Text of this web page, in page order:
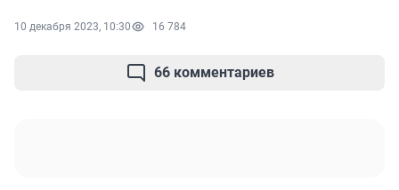
10 декабря 2023, 10:30 16 784
66 комментариев